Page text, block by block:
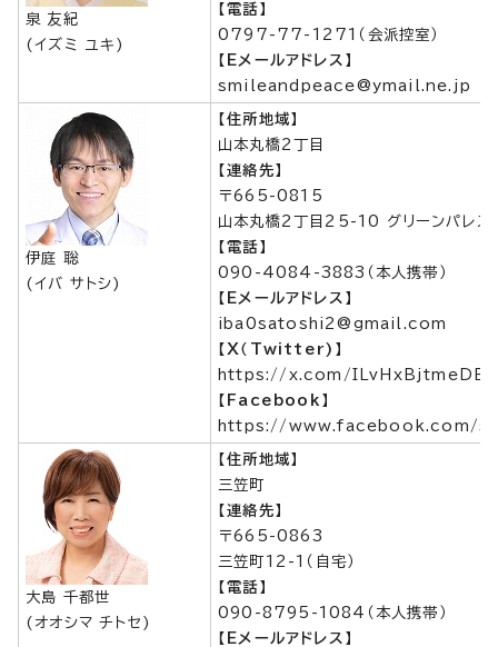
泉 友紀
(イズミ ユキ)
【電話】
0797-77-1271（会派控室）
【Eメールアドレス】
smileandpeace@ymail.ne.jp
伊庭 聡
(イバ サトシ)
【住所地域】
山本丸橋2丁目
【連絡先】
〒665-0815
山本丸橋2丁目25-10 グリーンパレス
【電話】
090-4084-3883（本人携帯）
【Eメールアドレス】
iba0satoshi2@gmail.com
【X（Twitter)】
https://x.com/
【Facebook】
https://www.facebook.com/
大島 千都世
(オオシマ チトセ)
【住所地域】
三笠町
【連絡先】
〒665-0863
三笠町12-1（自宅）
【電話】
090-8795-1084（本人携帯）
【Eメールアドレス】